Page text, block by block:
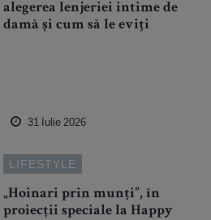
alegerea lenjeriei intime de
damă și cum să le eviți
31 Iulie 2026
LIFESTYLE
„Hoinari prin munți”, în
proiecții speciale la Happy